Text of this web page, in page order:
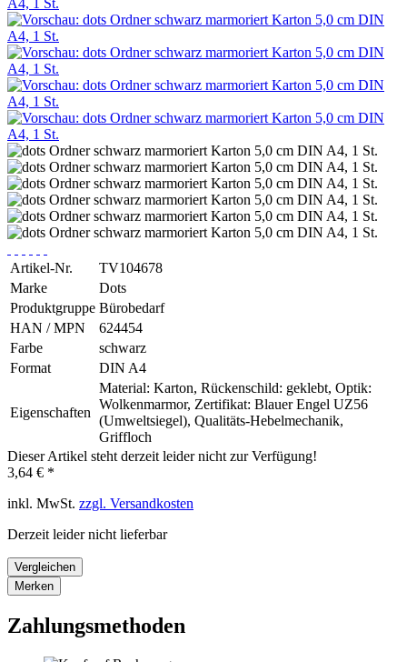
Artikel-Nr.
TV104678
Marke
Dots
Produktgruppe Bürobedarf
HAN / MPN
624454
Farbe
schwarz
Format
DIN A4
Eigenschaften
Material: Karton, Rückenschild: geklebt, Optik:
Wolkenmarmor, Zertifikat: Blauer Engel UZ56
(Umweltsiegel), Qualitäts-Hebelmechanik,
Griffloch
Dieser Artikel steht derzeit leider nicht zur Verfügung!
3,64 € *
inkl. MwSt. zzgl. Versandkosten
Derzeit leider nicht lieferbar
Vergleichen
Merken
Zahlungsmethoden